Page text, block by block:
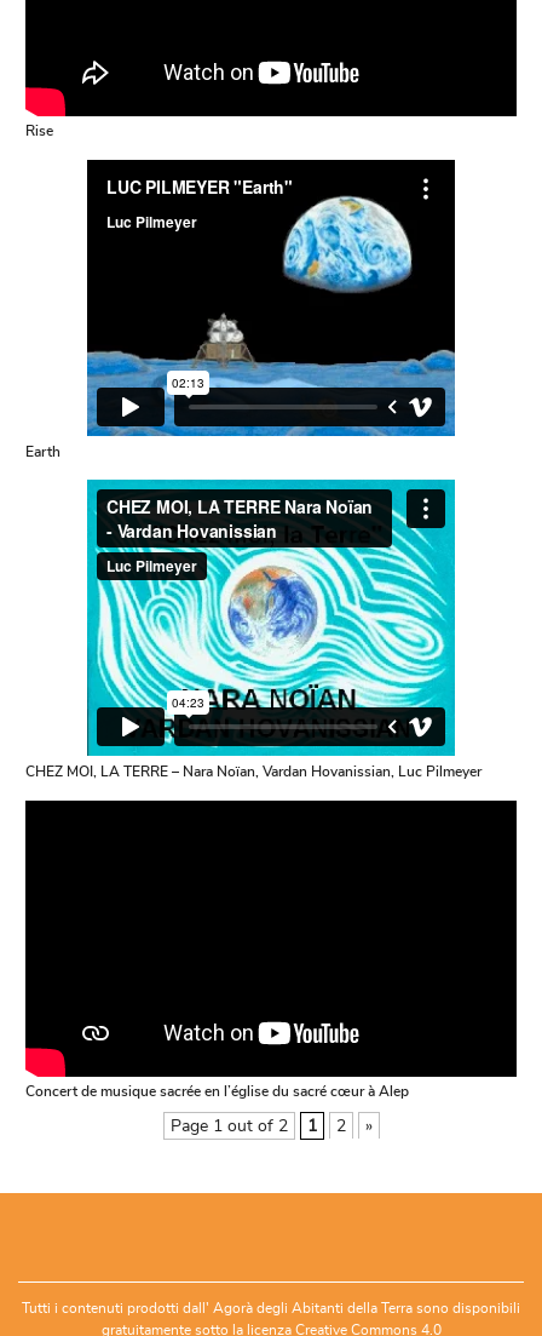
Rise
Earth
CHEZ MOI, LA TERRE – Nara Noïan, Vardan Hovanissian, Luc Pilmeyer
Concert de musique sacrée en l’église du sacré cœur à Alep
Page 1 out of 2 1 2 »
Tutti i contenuti prodotti dall' Agorà degli Abitanti della Terra sono disponibili
gratuitamente sotto la licenza Creative Commons 4.0